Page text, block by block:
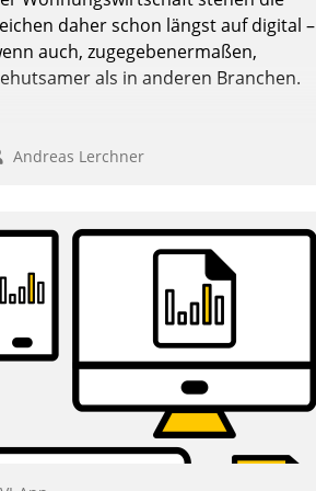
daher schon längst auf digital –
auch, zugegebenermaßen,
als in anderen Branchen.
Andreas Lerchner